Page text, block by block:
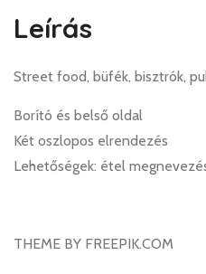
Leírás
Street food, büfék, bisztrók,
Borító és belső oldal
Két oszlopos elrendezés
Lehetőségek: étel
THEME BY FREEPIK.COM